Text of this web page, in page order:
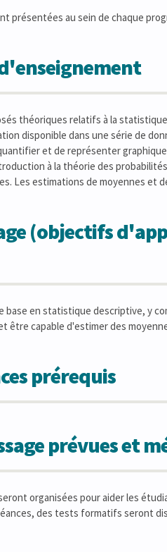
présentées au sein de chaque
théoriques relatifs à la
disponible dans une série de
et de représenter
à la théorie des
Les estimations de moyennes et
(objectifs
en statistique descriptive, y
être capable d'estimer des
prérequis
prévues et
organisées pour aider les
des tests formatifs seront